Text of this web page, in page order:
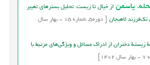
یاسمناز خیال تا زیست: تحلیل بسترهای تغییر
لاهیجان [ دوره 5, شماره 15
-بهار سال
زیستۀ دختران از ادراک مسائل و ویژگی‌های مرتبط با
7
-بهار سال